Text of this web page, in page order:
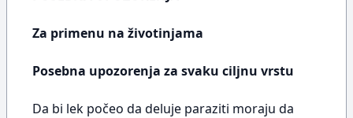
Za primenu na životinjama
Posebna upozorenja za svaku ciljnu vrstu
Da bi lek počeo da deluje paraziti moraju da